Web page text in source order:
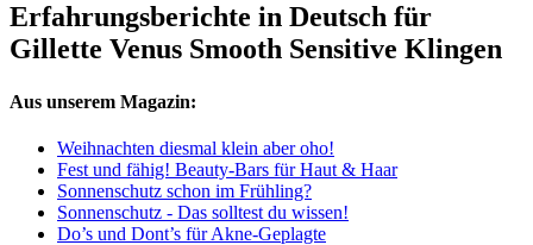
Erfahrungsberichte in Deutsch für
Gillette Venus Smooth Sensitive Klingen
Aus unserem Magazin:
Weihnachten diesmal klein aber oho!
Fest und fähig! Beauty-Bars für Haut & Haar
Sonnenschutz schon im Frühling?
Sonnenschutz - Das solltest du wissen!
Do’s und Dont’s für Akne-Geplagte